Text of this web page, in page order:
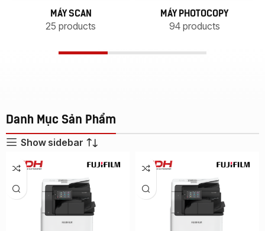
MÁY SCAN
25 products
MÁY PHOTOCOPY
94 products
Danh Mục Sản Phẩm
Show sidebar